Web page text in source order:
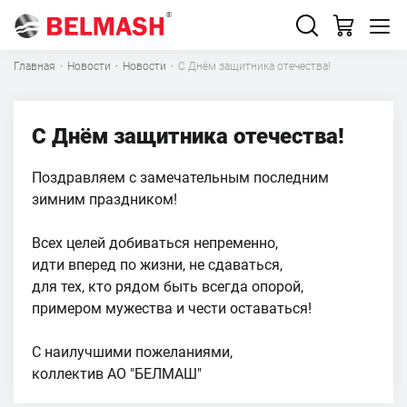
Главная · Новости · Новости · С Днём защитника отечества!
С Днём защитника отечества!
Поздравляем с замечательным последним
зимним праздником!
Всех целей добиваться непременно,
идти вперед по жизни, не сдаваться,
для тех, кто рядом быть всегда опорой,
примером мужества и чести оставаться!
С наилучшими пожеланиями,
коллектив АО "БЕЛМАШ"